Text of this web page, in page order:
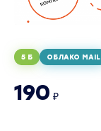
5 Б ОБЛАКО MAIL
190 ₽